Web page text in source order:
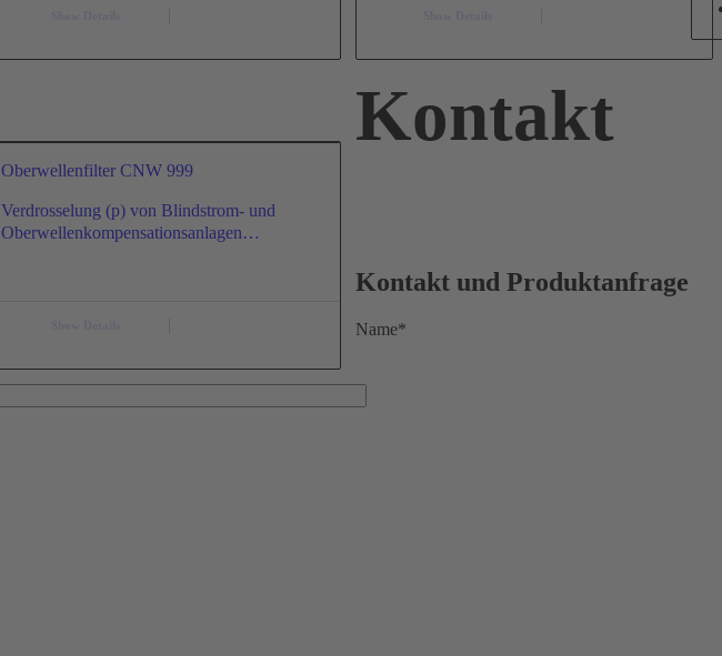
Oberwellenfilter CNW 999
Verdrosselung (p) von Blindstrom- und
Oberwellenkompensationsanlagen…
Kontakt
Kontakt und Produktanfrage
Name*